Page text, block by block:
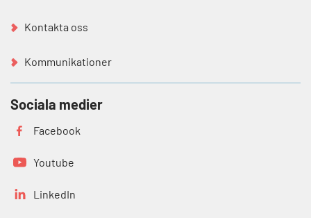
Kontakta oss
Kommunikationer
Sociala medier
Facebook
Youtube
LinkedIn